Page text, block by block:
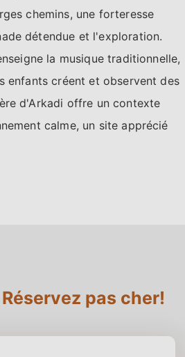
chemins, une forteresse
détendue et l'exploration.
la musique traditionnelle,
enfants créent et observent des
d'Arkadi offre un contexte
calme, un site apprécié
pas cher!